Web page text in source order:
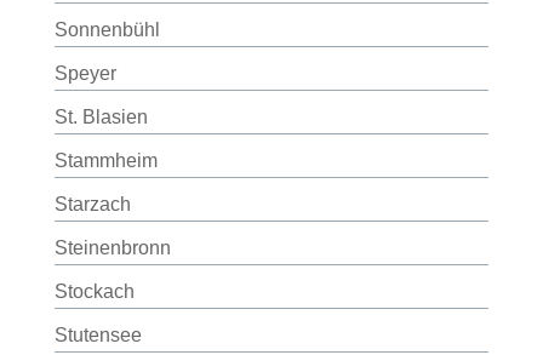
Sonnenbühl
Speyer
St. Blasien
Stammheim
Starzach
Steinenbronn
Stockach
Stutensee